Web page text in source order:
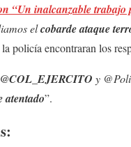
“Un inalcanzable
elcobarde ataque
policía encontraran los
y
atentado”.